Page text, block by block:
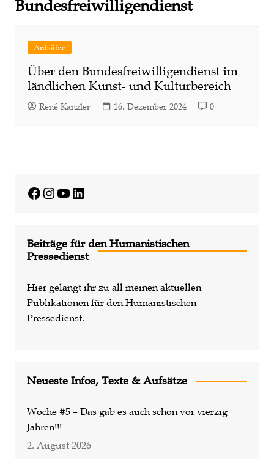
Bundesfreiwilligendienst
Aufsätze
Über den Bundesfreiwilligendienst im
ländlichen Kunst- und Kulturbereich
René Kanzler 16. Dezember 2024 0
Facebook
Instagram
YouTube
LinkedIn
Beiträge für den Humanistischen
Pressedienst
Hier gelangt ihr zu all meinen aktuellen
Publikationen für den Humanistischen
Pressedienst.
Neueste Infos, Texte & Aufsätze
Woche #5 – Das gab es auch schon vor vierzig
Jahren!!!
2. August 2026